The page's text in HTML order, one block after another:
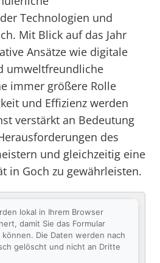
Technologien und
Mit Blick auf das Jahr
Ansätze wie digitale
umweltfreundliche
immer größere Rolle
und Effizienz werden
verstärkt an Bedeutung
des
und gleichzeitig eine
in Goch zu gewährleisten.
lokal in Ihrem Browser
damit Sie das Formular
Die Daten werden nach
gelöscht und nicht an Dritte